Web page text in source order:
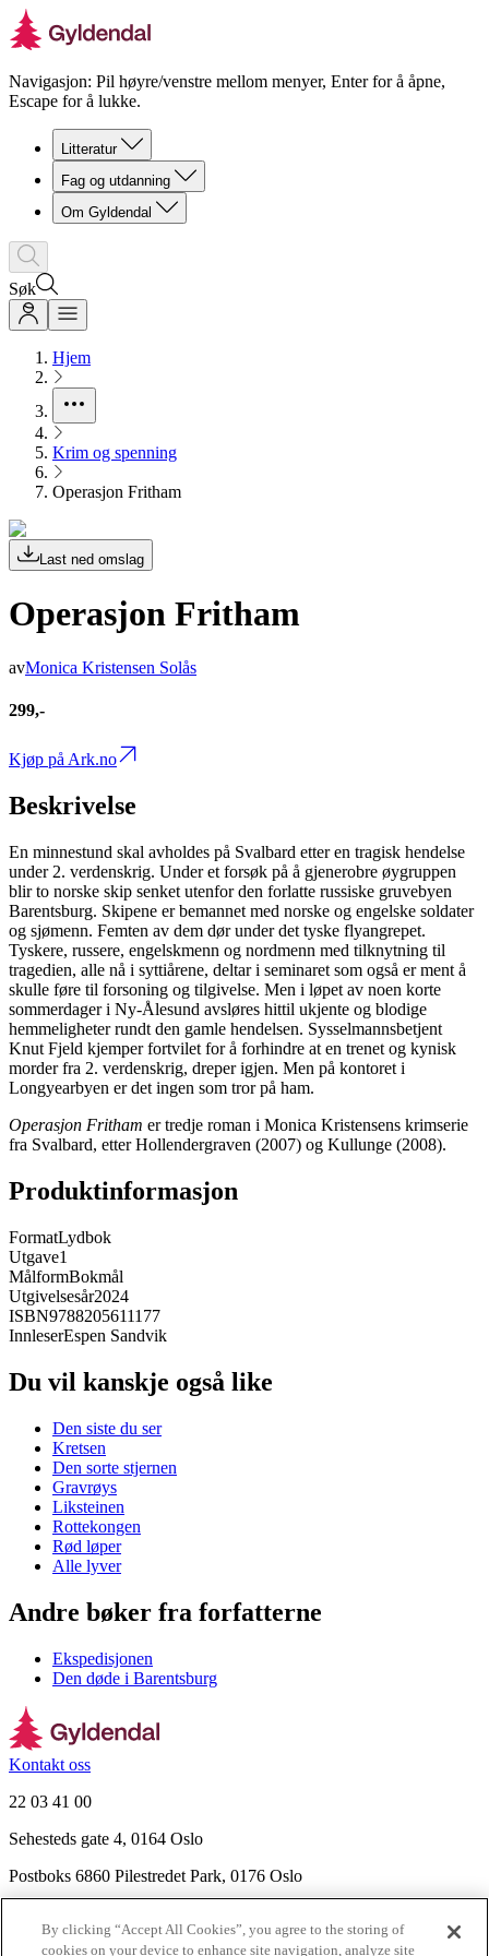
Navigasjon: Pil høyre/venstre mellom menyer, Enter for å åpne,
Escape for å lukke.
Litteratur
Fag og utdanning
Om Gyldendal
Søk
Hjem
Krim og spenning
Operasjon Fritham
Last ned omslag
Operasjon Fritham
avMonica Kristensen Solås
299,-
Kjøp på Ark.no
Beskrivelse
En minnestund skal avholdes på Svalbard etter en tragisk hendelse
under 2. verdenskrig. Under et forsøk på å gjenerobre øygruppen
blir to norske skip senket utenfor den forlatte russiske gruvebyen
Barentsburg. Skipene er bemannet med norske og engelske soldater
og sjømenn. Femten av dem dør under det tyske flyangrepet.
Tyskere, russere, engelskmenn og nordmenn med tilknytning til
tragedien, alle nå i syttiårene, deltar i seminaret som også er ment å
skulle føre til forsoning og tilgivelse. Men i løpet av noen korte
sommerdager i Ny-Ålesund avsløres hittil ukjente og blodige
hemmeligheter rundt den gamle hendelsen. Sysselmannsbetjent
Knut Fjeld kjemper fortvilet for å forhindre at en trenet og kynisk
morder fra 2. verdenskrig, dreper igjen. Men på kontoret i
Longyearbyen er det ingen som tror på ham.
Operasjon Fritham er tredje roman i Monica Kristensens krimserie
fra Svalbard, etter Hollendergraven (2007) og Kullunge (2008).
Produktinformasjon
FormatLydbok
Utgave1
MålformBokmål
Utgivelsesår2024
ISBN9788205611177
InnleserEspen Sandvik
Du vil kanskje også like
Den siste du ser
Kretsen
Den sorte stjernen
Gravrøys
Liksteinen
Rottekongen
Rød løper
Alle lyver
Andre bøker fra forfatterne
Ekspedisjonen
Den døde i Barentsburg
Kontakt oss
22 03 41 00
Sehesteds gate 4, 0164 Oslo
Postboks 6860 Pilestredet Park, 0176 Oslo
Nyhetsbrev
By clicking “Accept All Cookies”, you agree to the storing of
cookies on your device to enhance site navigation, analyze site